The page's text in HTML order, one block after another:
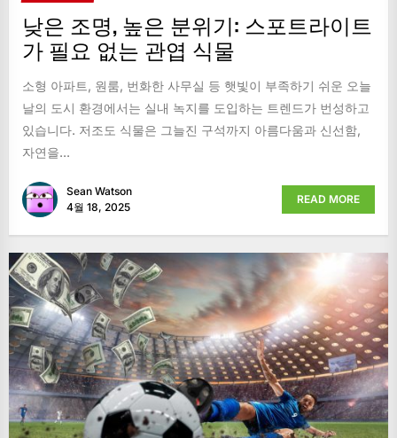
낮은 조명, 높은 분위기: 스포트라이트
가 필요 없는 관엽 식물
소형 아파트, 원룸, 번화한 사무실 등 햇빛이 부족하기 쉬운 오늘
날의 도시 환경에서는 실내 녹지를 도입하는 트렌드가 번성하고
있습니다. 저조도 식물은 그늘진 구석까지 아름다움과 신선함,
자연을...
Sean Watson
4월 18, 2025
READ MORE